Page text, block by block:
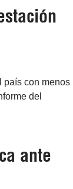
país con menos
del
ante